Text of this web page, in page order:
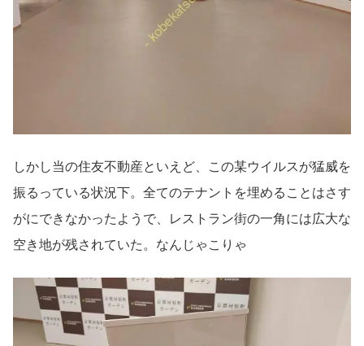
しかし当の住友不動産といえど、この某ウイルスが猛威を
振るっている状況下。全てのテナントを埋めることはさす
がにできなかったようで、レストラン街の一角には広大な
空き地が残されていた。なんじゃこりゃ